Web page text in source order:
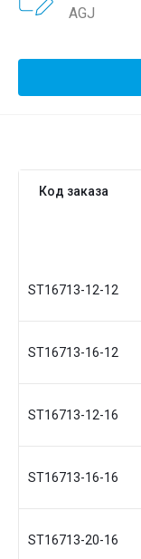
AGJ
Код заказа
ST16713-12-12
ST16713-16-12
ST16713-12-16
ST16713-16-16
ST16713-20-16